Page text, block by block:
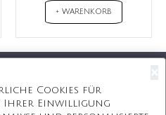
+ WARENKORB
Cookies für
Ihrer Einwilligung